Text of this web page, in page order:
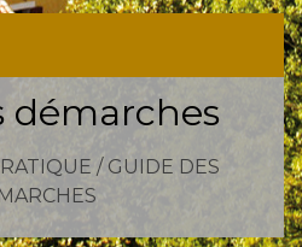
démarches
/ GUIDE DES